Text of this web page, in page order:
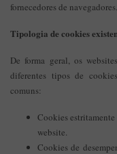
fornecedores de navegadores.
Tipologia de cookies
De forma geral, os
diferentes tipos de
comuns:
Cookies
website.
Cookies de